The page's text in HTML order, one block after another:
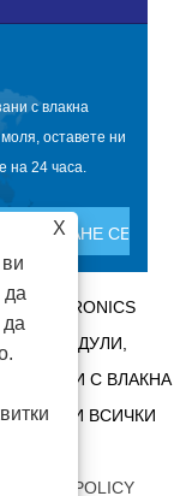
с влакна
оставете ни
на 24 часа.
OPTRONICS
МОДУЛИ,
С ВЛАКНА
ВСИЧКИ
PRIVACY POLICY
X